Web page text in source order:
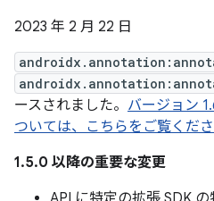
2023 年 2 月 22 日
ースされました。 バージョン
ついては、こちらをご覧くだ
1.5.0 以降の重要な変更